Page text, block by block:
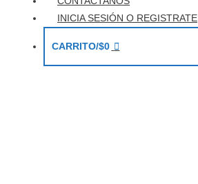
INICIA SESIÓN O REGISTRATE
CARRITO/$0